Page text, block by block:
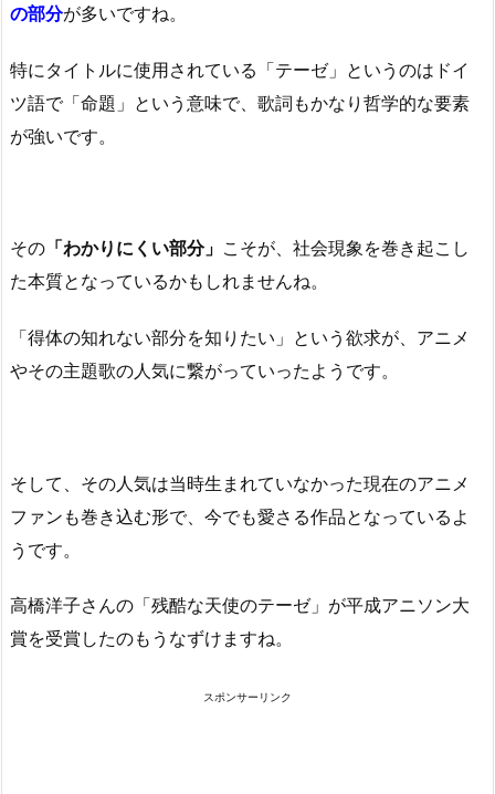
の部分が多いですね。
特にタイトルに使用されている「テーゼ」というのはドイ
ツ語で「命題」という意味で、歌詞もかなり哲学的な要素
が強いです。
その 「わかりにくい部分」 こそが、社会現象を巻き起こし
た本質となっているかもしれませんね。
「得体の知れない部分を知りたい」という欲求が、アニメ
やその主題歌の人気に繋がっていったようです。
そして、その人気は当時生まれていなかった現在のアニメ
ファンも巻き込む形で、今でも愛さる作品となっているよ
うです。
高橋洋子さんの「残酷な天使のテーゼ」が平成アニソン大
賞を受賞したのもうなずけますね。
スポンサーリンク